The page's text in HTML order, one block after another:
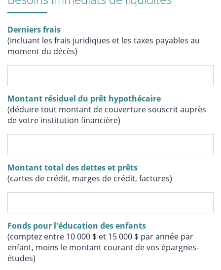
Derniers frais
(incluant les frais juridiques et les taxes payables au
moment du décès)
Montant résiduel du prêt hypothécaire
(déduire tout montant de couverture souscrit auprès
de votre institution financière)
Montant total des dettes et prêts
(cartes de crédit, marges de crédit, factures)
Fonds pour l'éducation des enfants
(comptez entre 10 000 $ et 15 000 $ par année par
enfant, moins le montant courant de vos épargnes-
études)